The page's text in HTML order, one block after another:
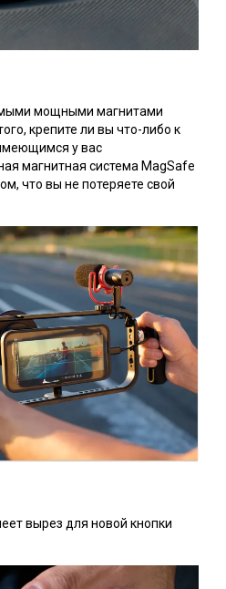
мощными магнитами
крепите ли вы что-либо к
у вас
магнитная система MagSafe
что вы не потеряете свой
вырез для новой кнопки